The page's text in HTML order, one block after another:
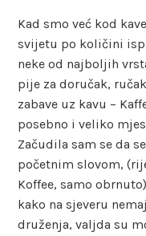
Kad smo već kod
svijetu po količini
neke od najboljih
pije za doručak,
zabave uz kavu –
posebno i veliko
Začudila sam se da
početnim slovom,
Koffee, samo
kako na sjeveru
druženja, valjda su